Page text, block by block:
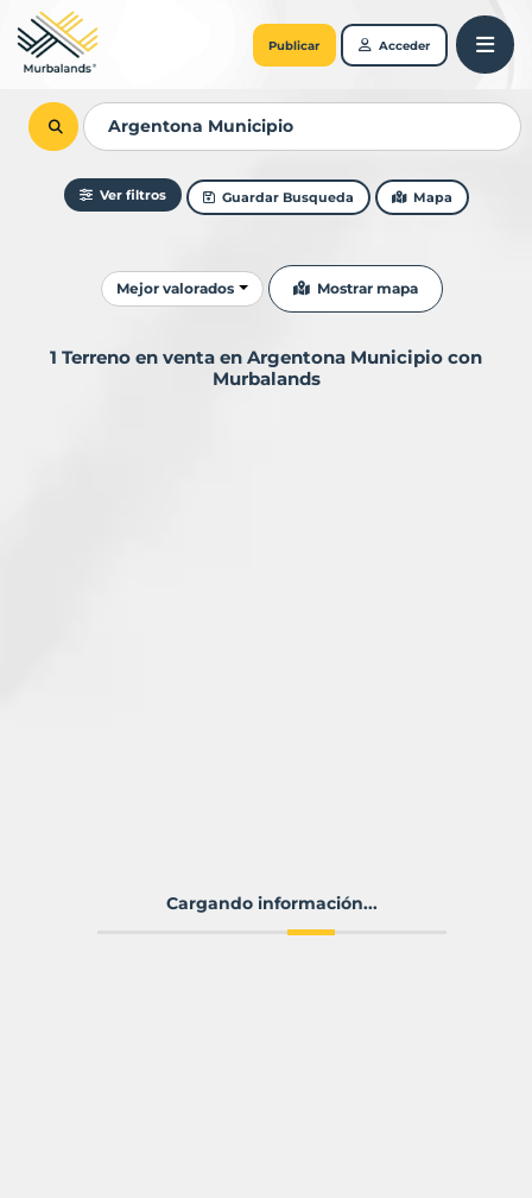
Publicar Acceder
Ver filtros Guardar Busqueda Mapa
Ordenar resultados
Mejor valorados Mostrar mapa
1 Terreno en venta en Argentona Municipio con
Murbalands
Cargando información...